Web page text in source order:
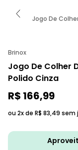
Jogo De
Brinox
Jogo De Colher
Polido Cinza
R$ 166,99
ou 2x de R$ 83,49 sem